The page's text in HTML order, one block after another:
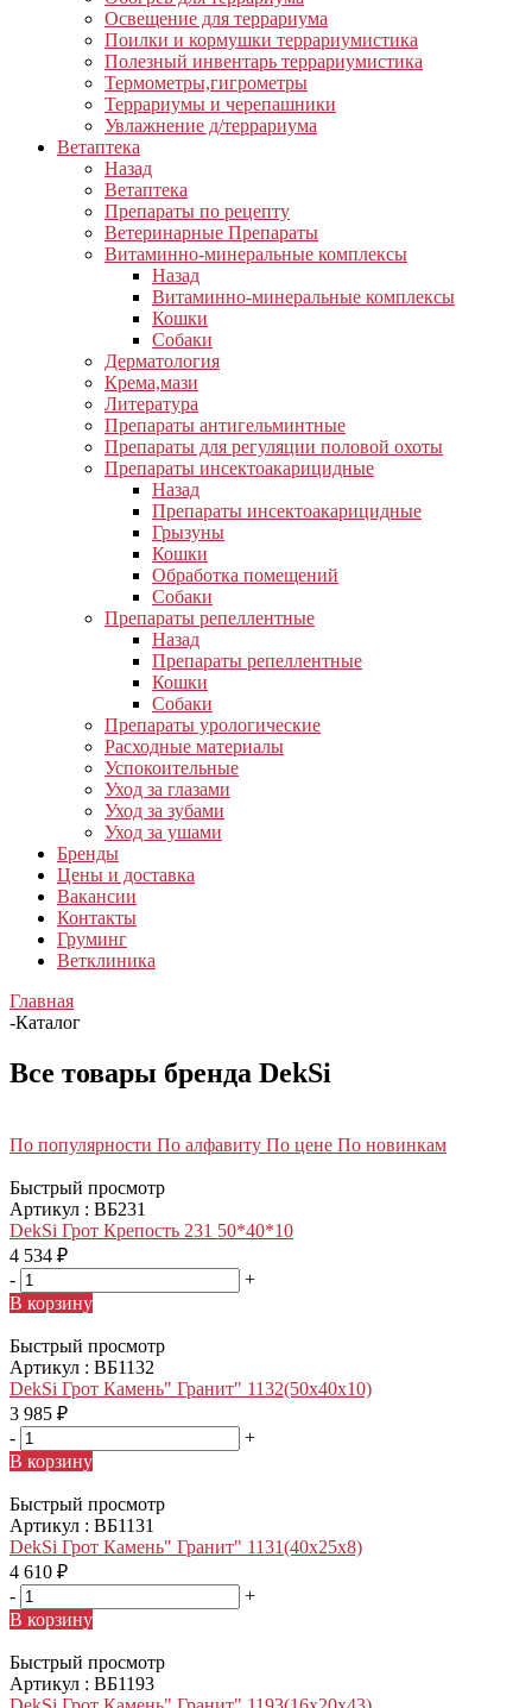
Освещение для террариума
Поилки и кормушки террариумистика
Полезный инвентарь террариумистика
Термометры,гигрометры
Террариумы и черепашники
Увлажнение д/террариума
Ветаптека
Назад
Ветаптека
Препараты по рецепту
Ветеринарные Препараты
Витаминно-минеральные комплексы
Назад
Витаминно-минеральные комплексы
Кошки
Собаки
Дерматология
Крема,мази
Литература
Препараты антигельминтные
Препараты для регуляции половой охоты
Препараты инсектоакарицидные
Назад
Препараты инсектоакарицидные
Грызуны
Кошки
Обработка помещений
Собаки
Препараты репеллентные
Назад
Препараты репеллентные
Кошки
Собаки
Препараты урологические
Расходные материалы
Успокоительные
Уход за глазами
Уход за зубами
Уход за ушами
Бренды
Цены и доставка
Вакансии
Контакты
Груминг
Ветклиника
Главная
-Каталог
Все товары бренда DekSi
По популярности По алфавиту По цене По новинкам
Быстрый просмотр
Артикул : ВБ231
DekSi Грот Крепость 231 50*40*10
4 534 ₽
-
+
В корзину
Быстрый просмотр
Артикул : ВБ1132
DekSi Грот Камень" Гранит" 1132(50х40х10)
3 985 ₽
-
+
В корзину
Быстрый просмотр
Артикул : ВБ1131
DekSi Грот Камень" Гранит" 1131(40х25х8)
4 610 ₽
-
+
В корзину
Быстрый просмотр
Артикул : ВБ1193